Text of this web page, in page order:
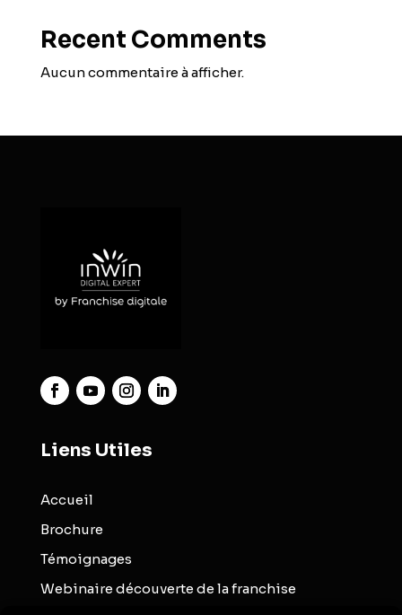
Recent Comments
Aucun commentaire à afficher.
Liens Utiles
Accueil
Brochure
Témoignages
Webinaire découverte de la franchise